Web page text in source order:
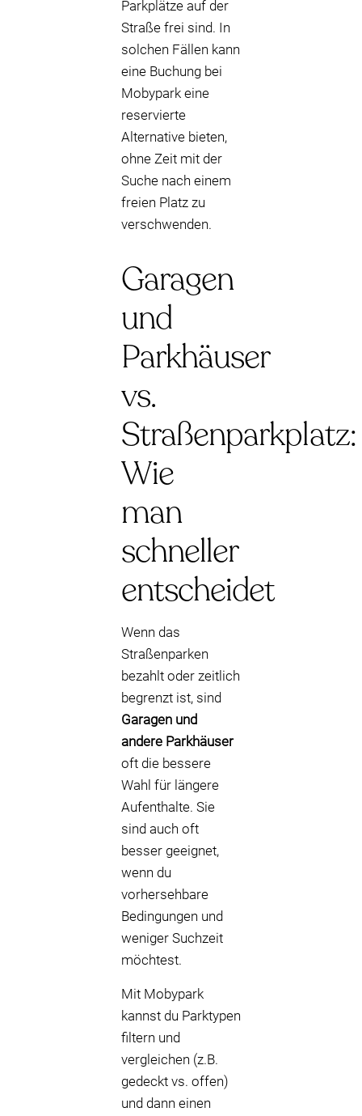
Parkplätze auf der
Straße frei sind. In
solchen Fällen kann
eine Buchung bei
Mobypark eine
reservierte
Alternative bieten,
ohne Zeit mit der
Suche nach einem
freien Platz zu
verschwenden.
Garagen
und
Parkhäuser
vs.
Straßenparkplatz:
Wie
man
schneller
entscheidet
Wenn das
Straßenparken
bezahlt oder zeitlich
begrenzt ist, sind
Garagen und
andere Parkhäuser
oft die bessere
Wahl für längere
Aufenthalte. Sie
sind auch oft
besser geeignet,
wenn du
vorhersehbare
Bedingungen und
weniger Suchzeit
möchtest.
Mit Mobypark
kannst du Parktypen
filtern und
vergleichen (z.B.
gedeckt vs. offen)
und dann einen